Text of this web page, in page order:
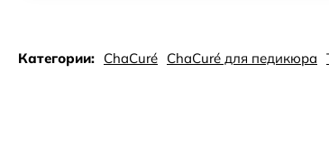
Категории: ChaCuré ChaСuré для педикюра